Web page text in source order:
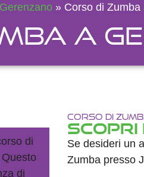
» Corso di
a
Corso di
Scopri
Se desideri un
Zumba presso